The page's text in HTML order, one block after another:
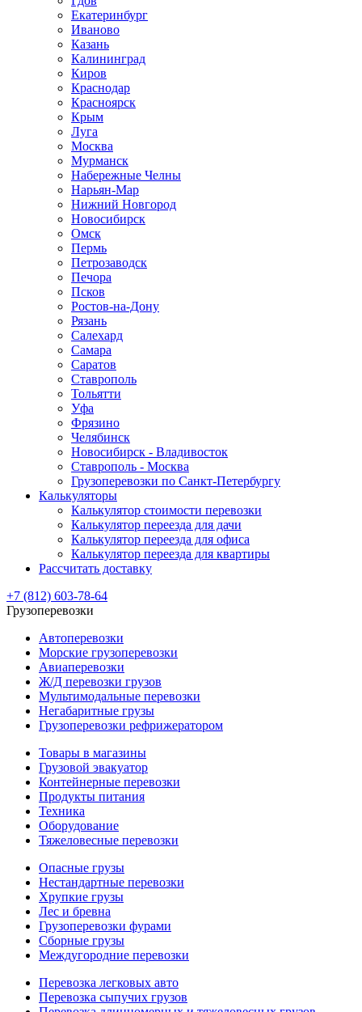
Екатеринбург
Иваново
Казань
Калининград
Киров
Краснодар
Красноярск
Крым
Луга
Москва
Мурманск
Набережные Челны
Нарьян-Мар
Нижний Новгород
Новосибирск
Омск
Пермь
Петрозаводск
Печора
Псков
Ростов-на-Дону
Рязань
Салехард
Самара
Саратов
Ставрополь
Тольятти
Уфа
Фрязино
Челябинск
Новосибирск - Владивосток
Ставрополь - Москва
Грузоперевозки по Санкт-Петербургу
Калькуляторы
Калькулятор стоимости перевозки
Калькулятор переезда для дачи
Калькулятор переезда для офиса
Калькулятор переезда для квартиры
Рассчитать доставку
+7 (812) 603-78-64
Грузоперевозки
Автоперевозки
Морские грузоперевозки
Авиаперевозки
Ж/Д перевозки грузов
Мультимодальные перевозки
Негабаритные грузы
Грузоперевозки рефрижератором
Товары в магазины
Грузовой эвакуатор
Контейнерные перевозки
Продукты питания
Техника
Оборудование
Тяжеловесные перевозки
Опасные грузы
Нестандартные перевозки
Хрупкие грузы
Лес и бревна
Грузоперевозки фурами
Сборные грузы
Междугородние перевозки
Перевозка легковых авто
Перевозка сыпучих грузов